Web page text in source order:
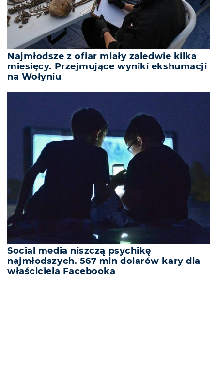
Najmłodsze z ofiar miały zaledwie kilka
miesięcy. Przejmujące wyniki ekshumacji
na Wołyniu
Social media niszczą psychikę
najmłodszych. 567 mln dolarów kary dla
właściciela Facebooka